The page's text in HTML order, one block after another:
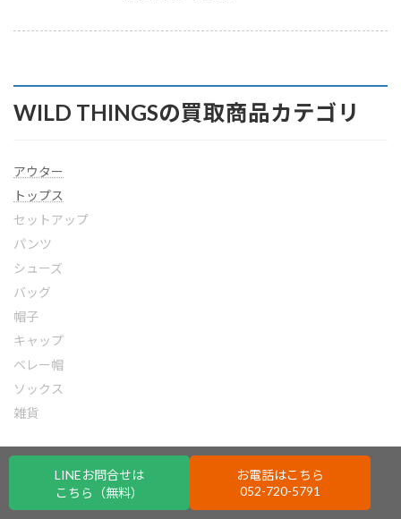
WILD THINGSの買取商品カテゴリ
アウター
トップス
セットアップ
パンツ
シューズ
バッグ
帽子
キャップ
ベレー帽
ソックス
雑貨
LINEお問合せは
こちら（無料）
お電話はこちら
052-720-5791